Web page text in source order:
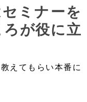
ミナーを
が役に立
えてもらい本番に